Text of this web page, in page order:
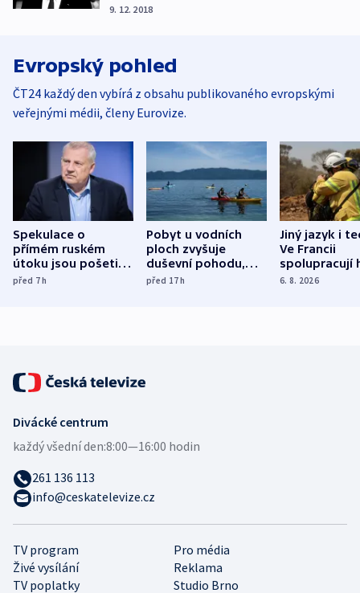
9. 12. 2018
Evropský pohled
ČT24 každý den vybírá z obsahu publikovaného evropskými
veřejnými médii, členy Eurovize.
Spekulace o
přímém ruském
útoku jsou pošetilé,
míní estonský
před 7h
Pobyt u vodních
ploch zvyšuje
duševní pohodu,
ukázala
před 17h
Jiný jazyk i
Ve Francii
spolupracují
různých zemí
6. 8. 2026
TV program
Pro média
Živé vysílání
Reklama
TV poplatky
Studio Brno
Divácké centrum
každý všední den:8:00—16:00 hodin
261 136 113
info@ceskatelevize.cz